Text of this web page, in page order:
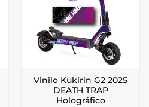
opciones
pueden
elegir
página
de
Vinilo Kukirin G2 2025
DEATH TRAP
Holográfico